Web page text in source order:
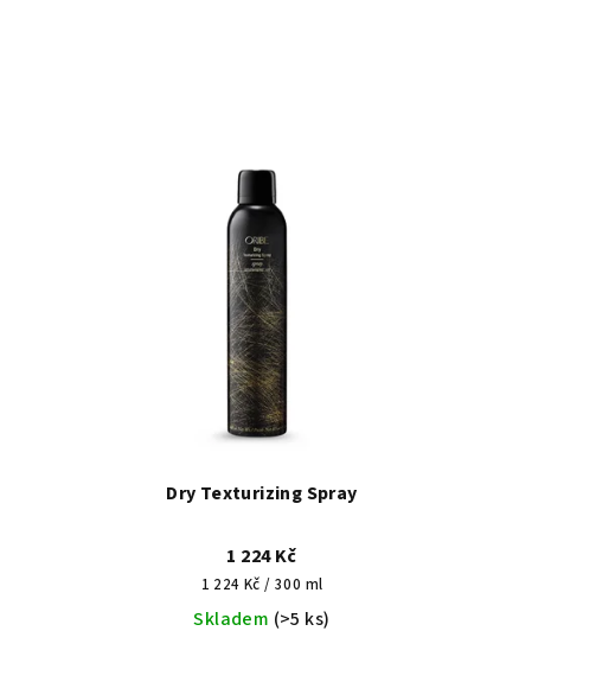
Dry Texturizing Spray
1 224 Kč
Měrná
cena:
1 224 Kč / 300 ml
Skladem (>5 ks)